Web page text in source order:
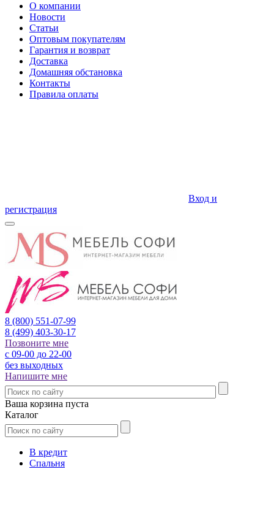
О компании
Новости
Статьи
Оптовым покупателям
Гарантия и возврат
Доставка
Домашняя обстановка
Контакты
Правила оплаты
Вход и
регистрация
8 (800) 551-07-99
8 (499) 403-30-17
Позвоните мне
с 09-00 до 22-00
без выходных
Напишите мне
Ваша корзина пуста
Каталог
В кредит
Спальня